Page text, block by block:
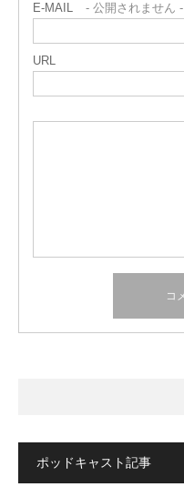
E-MAIL - 公開されません -
URL
ポッドキャスト記事